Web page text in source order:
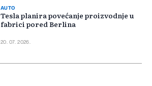
AUTO
Tesla planira povećanje proizvodnje u
fabrici pored Berlina
20. 07. 2026.